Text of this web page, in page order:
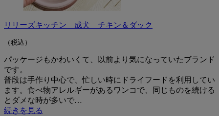
リリーズキッチン 成犬 チキン＆ダック
（税込）
パッケージもかわいくて、以前より気になっていたブランド
です。
普段は手作り中心で、忙しい時にドライフードを利用してい
ます。食べ物アレルギーがあるワンコで、同じものを続ける
とダメな時が多いで…
続きを見る